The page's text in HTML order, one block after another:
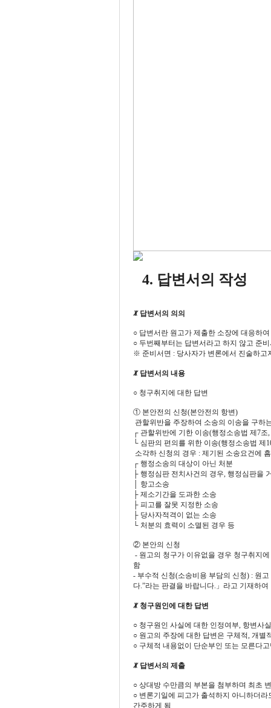
4. 답변서의 작성
ꏚ 답변서의 의의
○ 답변서란 원고가 제출한 소장에 대응하
○ 두번째부터는 답변서라고 하지 않고 준
※ 준비서면 : 당사자가 변론에서 진술하고
ꏚ 답변서의 내용
○ 청구취지에 대한 답변
① 본안전의 신청(본안전의 항변)
관할위반을 주장하여 소송의 이송을 구하
┌ 관할위반에 기한 이송(행정소송법 제7조
└ 심판의 편의를 위한 이송(행정소송법 제
소각하 신청의 경우 : 제기된 소송요건에
┌ 행정소송의 대상이 아닌 처분
├ 행정심판 전치사건의 경우, 행정심판을
│ 항고소송
├ 제소기간을 도과한 소송
├ 피고를 잘못 지정한 소송
├ 당사자적격이 없는 소송
└ 처분의 효력이 소멸된 경우 등
② 본안의 신청
- 원고의 청구가 이유없을 경우 청구취지
함
-­ 부수적 신청(소송비용 부담의 신청) : 원
다.”라는 판결을 바랍니다.」라고 기재하
ꏚ 청구원인에 대한 답변
○ 청구원인 사실에 대한 인정여부, 항변사
○ 원고의 주장에 대한 답변은 구체적, 개별
○ 구체적 내용없이 단순부인 또는 모른다
ꏚ 답변서의 제출
○ 상대방 수만큼의 부본을 첨부하며 최초
○ 변론기일에 피고가 출석하지 아니하더
간주하게 됨